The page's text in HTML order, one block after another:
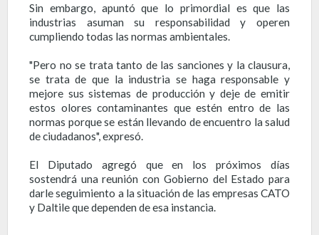
Sin embargo, apuntó que lo primordial es que las
industrias asuman su responsabilidad y operen
cumpliendo todas las normas ambientales.
"Pero no se trata tanto de las sanciones y la clausura,
se trata de que la industria se haga responsable y
mejore sus sistemas de producción y deje de emitir
estos olores contaminantes que estén entro de las
normas porque se están llevando de encuentro la salud
de ciudadanos", expresó.
El Diputado agregó que en los próximos días
sostendrá una reunión con Gobierno del Estado para
darle seguimiento a la situación de las empresas CATO
y Daltile que dependen de esa instancia.